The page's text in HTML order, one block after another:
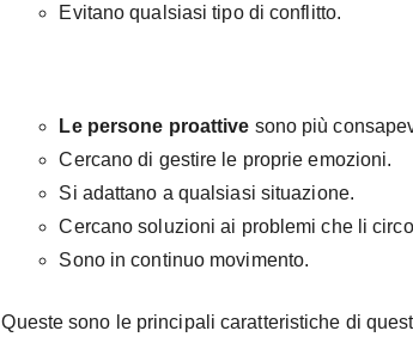
Evitano qualsiasi tipo di conflitto.
Le persone proattive sono più
Cercano di gestire le proprie emozioni.
Si adattano a qualsiasi situazione.
Cercano soluzioni ai problemi che li
Sono in continuo movimento.
Queste sono le principali caratteristiche di